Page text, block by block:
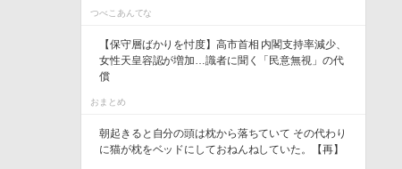
つべこあんてな
【保守層ばかりを忖度】高市首相 内閣支持率減少、
女性天皇容認が増加…識者に聞く「民意無視」の代
償
おまとめ
朝起きると自分の頭は枕から落ちていて その代わり
に猫が枕をベッドにしておねんねしていた。【再】